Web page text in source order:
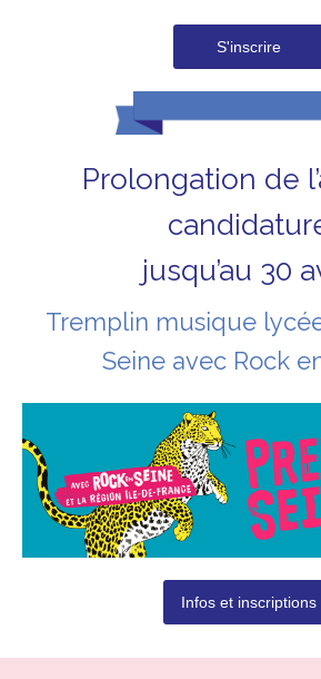
S'inscrire
Prolongation de
jusqu’au 30
Tremplin musique
Seine avec Rock
Infos et inscriptions